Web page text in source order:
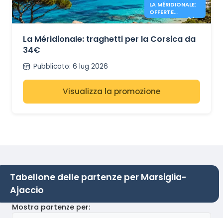
LA MÉRIDIONALE:
OFFERTE
CORSICA DA 34€
La Méridionale: traghetti per la Corsica da
34€
Pubblicato: 6 lug 2026
Visualizza la promozione
Tabellone delle partenze per Marsiglia-
Ajaccio
Mostra partenze per: